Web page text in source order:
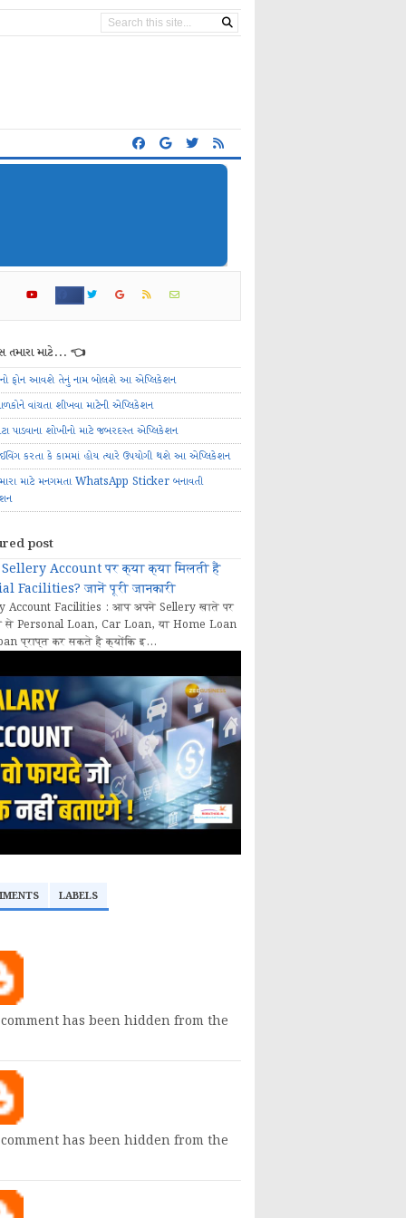
તમારા માટે... 👈
ફોન આવશે તેનું નામ બોલશે આ એપ્લિકેશન
વાંચતા શીખવા માટેની એપ્લિકેશન
પાડવાના શોખીનો માટે જબરદસ્ત એપ્લિકેશન
કરતા કે કામમાં હોય ત્યારે ઉપયોગી થશે આ એપ્લિકેશન
માટે મનગમતા WhatsApp Sticker બનાવતી
post
Account पर क्या क्या मिलती हैं
Facilities? जानें पूरी जानकारी
Account Facilities : आप अपने Sellery खाते पर
से Personal Loan, Car Loan, या Home Loan
प्राप्त कर सकते हैं क्योंकि इ...
LABELS
has been hidden from the
has been hidden from the